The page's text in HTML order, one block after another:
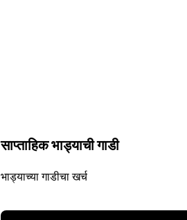
साप्ताहिक भाड्याची गाडी
भाड्याच्या गाडीचा खर्च